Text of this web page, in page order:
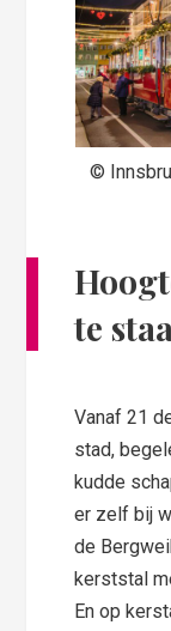
©
te
Vanaf 21
stad,
kudde
er zelf bij
de
kerststal
En op